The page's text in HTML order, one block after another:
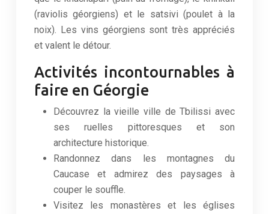
(raviolis géorgiens) et le satsivi (poulet à la
noix). Les vins géorgiens sont très appréciés
et valent le détour.
Activités incontournables à
faire en Géorgie
Découvrez la vieille ville de Tbilissi avec
ses ruelles pittoresques et son
architecture historique.
Randonnez dans les montagnes du
Caucase et admirez des paysages à
couper le souffle.
Visitez les monastères et les églises